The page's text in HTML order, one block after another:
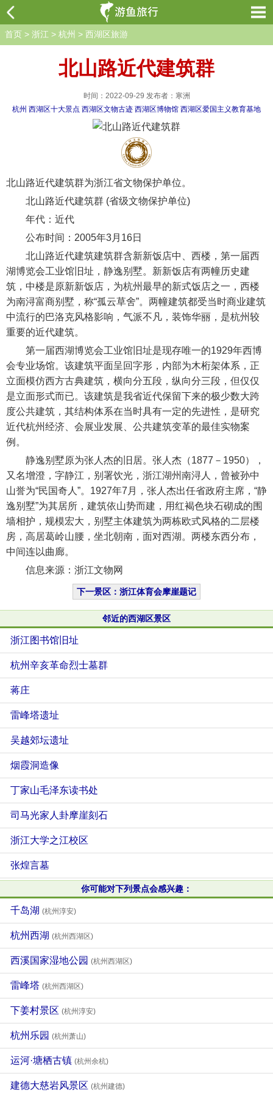
首页 > 浙江 > 杭州 > 西湖区旅游
北山路近代建筑群
时间：2022-09-29 发布者：寒洲
杭州 西湖区十大景点 西湖区文物古迹 西湖区博物馆 西湖区爱国主义教育基地
北山路近代建筑群为浙江省文物保护单位。
北山路近代建筑群 (省级文物保护单位)
年代：近代
公布时间：2005年3月16日
北山路近代建筑建筑群含新新饭店中、西楼，第一届西
湖博览会工业馆旧址，静逸别墅。新新饭店有两幢历史建
筑，中楼是原新新饭店，为杭州最早的新式饭店之一，西楼
为南浔富商别墅，称“孤云草舍”。两幢建筑都受当时商业建筑
中流行的巴洛克风格影响，气派不凡，装饰华丽，是杭州较
重要的近代建筑。
第一届西湖博览会工业馆旧址是现存唯一的1929年西博
会专业场馆。该建筑平面呈回字形，内部为木桁架体系，正
立面模仿西方古典建筑，横向分五段，纵向分三段，但仅仅
是立面形式而已。该建筑是我省近代保留下来的极少数大跨
度公共建筑，其结构体系在当时具有一定的先进性，是研究
近代杭州经济、会展业发展、公共建筑变革的最佳实物案
例。
静逸别墅原为张人杰的旧居。张人杰（1877－1950），
又名增澄，字静江，别署饮光，浙江湖州南浔人，曾被孙中
山誉为“民国奇人”。1927年7月，张人杰出任省政府主席，“静
逸别墅”为其居所，建筑依山势而建，用红褐色块石砌成的围
墙相护，规模宏大，别墅主体建筑为两栋欧式风格的二层楼
房，高居葛岭山腰，坐北朝南，面对西湖。两楼东西分布，
中间连以曲廊。
信息来源：浙江文物网
下一景区：浙江体育会摩崖题记
邻近的西湖区景区
浙江图书馆旧址
杭州辛亥革命烈士墓群
蒋庄
雷峰塔遗址
吴越郊坛遗址
烟霞洞造像
丁家山毛泽东读书处
司马光家人卦摩崖刻石
浙江大学之江校区
张煌言墓
你可能对下列景点会感兴趣：
千岛湖 (杭州淳安)
杭州西湖 (杭州西湖区)
西溪国家湿地公园 (杭州西湖区)
雷峰塔 (杭州西湖区)
下姜村景区 (杭州淳安)
杭州乐园 (杭州萧山)
运河·塘栖古镇 (杭州余杭)
建德大慈岩风景区 (杭州建德)